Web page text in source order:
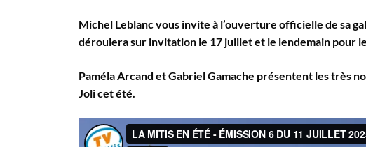
Michel Leblanc vous invite à l’ouverture officielle de sa
déroulera sur invitation le 17 juillet et le lendemain pour
Paméla Arcand et Gabriel Gamache présentent les très
Joli cet été.